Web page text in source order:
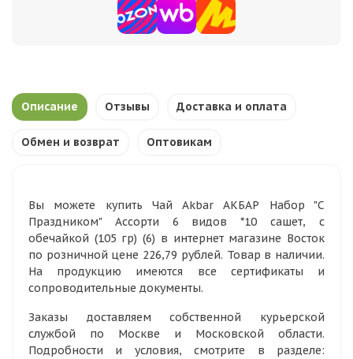
Описание Отзывы Доставка и оплата
Обмен и возврат Оптовикам
Вы можете купить Чай Akbar АКБАР Набор "С
Праздником" Ассорти 6 видов *10 сашет, с
обечайкой (105 гр) (6) в интернет магазине Восток
по розничной цене 226,79 рублей. Товар в наличии.
На продукцию имеются все сертификаты и
сопроводительные документы.
Заказы доставляем собственной курьерской
службой по Москве и Московской области.
Подробности и условия, смотрите в разделе: